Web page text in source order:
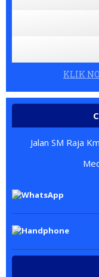
KLIK
Jalan SM Raja